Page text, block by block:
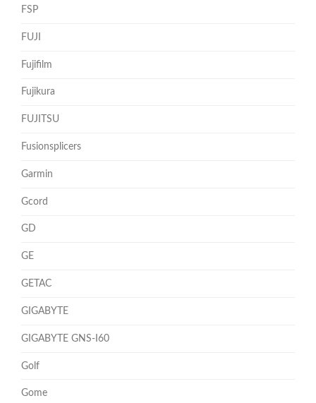
FSP
FUJI
Fujifilm
Fujikura
FUJITSU
Fusionsplicers
Garmin
Gcord
GD
GE
GETAC
GIGABYTE
GIGABYTE GNS-I60
Golf
Gome